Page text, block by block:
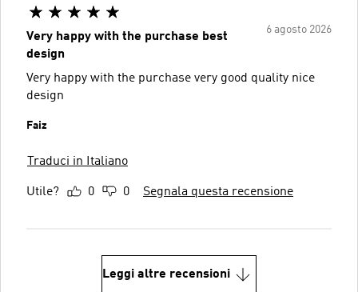
6 agosto 2026
Very happy with the purchase best
design
Very happy with the purchase very good quality nice
design
Faiz
Traduci in Italiano
Utile? 0 0 Segnala questa recensione
Leggi altre recensioni